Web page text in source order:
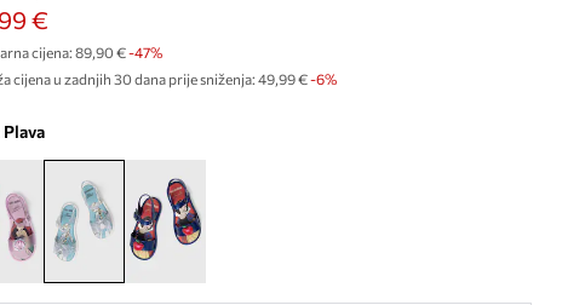
€
cijena: 89,90 €-47%
cijena u zadnjih 30 dana prije sniženja: 49,99 € -6%
plava